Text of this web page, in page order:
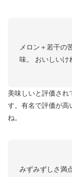
メロン＋若干の
味。 おいしいけ
美味しいと評価され
す。有名で評価が高
ね。
みずみずしさ満